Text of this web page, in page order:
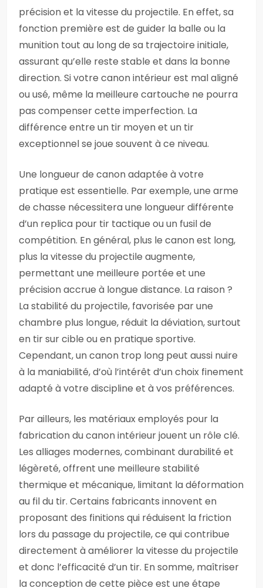
précision et la vitesse du projectile. En effet, sa
fonction première est de guider la balle ou la
munition tout au long de sa trajectoire initiale,
assurant qu’elle reste stable et dans la bonne
direction. Si votre canon intérieur est mal aligné
ou usé, même la meilleure cartouche ne pourra
pas compenser cette imperfection. La
différence entre un tir moyen et un tir
exceptionnel se joue souvent à ce niveau.
Une longueur de canon adaptée à votre
pratique est essentielle. Par exemple, une arme
de chasse nécessitera une longueur différente
d’un replica pour tir tactique ou un fusil de
compétition. En général, plus le canon est long,
plus la vitesse du projectile augmente,
permettant une meilleure portée et une
précision accrue à longue distance. La raison ?
La stabilité du projectile, favorisée par une
chambre plus longue, réduit la déviation, surtout
en tir sur cible ou en pratique sportive.
Cependant, un canon trop long peut aussi nuire
à la maniabilité, d’où l’intérêt d’un choix finement
adapté à votre discipline et à vos préférences.
Par ailleurs, les matériaux employés pour la
fabrication du canon intérieur jouent un rôle clé.
Les alliages modernes, combinant durabilité et
légèreté, offrent une meilleure stabilité
thermique et mécanique, limitant la déformation
au fil du tir. Certains fabricants innovent en
proposant des finitions qui réduisent la friction
lors du passage du projectile, ce qui contribue
directement à améliorer la vitesse du projectile
et donc l’efficacité d’un tir. En somme, maîtriser
la conception de cette pièce est une étape